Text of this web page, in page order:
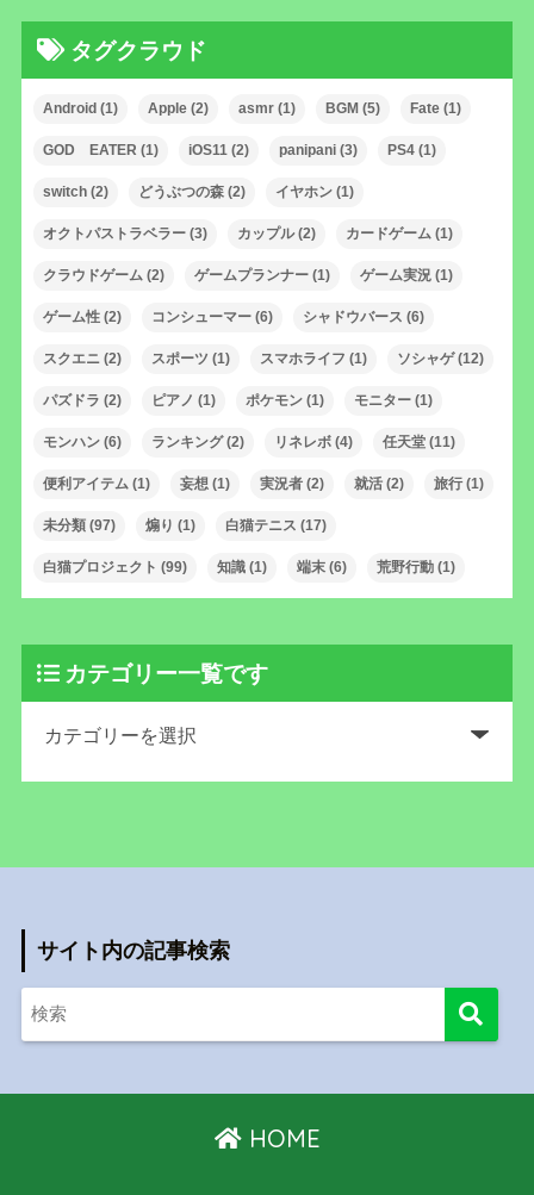
タグクラウド
Android (1) Apple(2) asmr(1) BGM (5) Fate(1)
GOD EATER (1) iOS11(2) panipani(3) PS4(1)
switch(2) どうぶつの森(2) イヤホン(1)
オクトパストラベラー(3) カップル(2) カードゲーム(1)
クラウドゲーム(2) ゲームプランナー(1) ゲーム実況(1)
ゲーム性(2) コンシューマー(6) シャドウバース (6)
スクエニ(2) スポーツ (1) スマホライフ (1) ソシャゲ(12)
パズドラ (2) ピアノ (1) ポケモン(1) モニター(1)
モンハン(6) ランキング(2) リネレボ(4) 任天堂(11)
便利アイテム(1) 妄想(1) 実況者(2) 就活(2) 旅行(1)
未分類(97) 煽り (1) 白猫テニス (17)
白猫プロジェクト (99) 知識(1) 端末(6) 荒野行動(1)
カテゴリー一覧です
サイト内の記事検索
HOME